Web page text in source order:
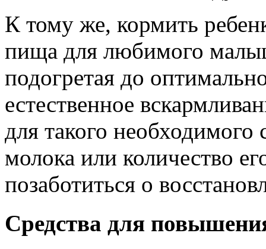
К тому же, кормить
пища для любимого
подогретая до
естественное
для такого необходимого
молока или количество
позаботиться о
Средства для